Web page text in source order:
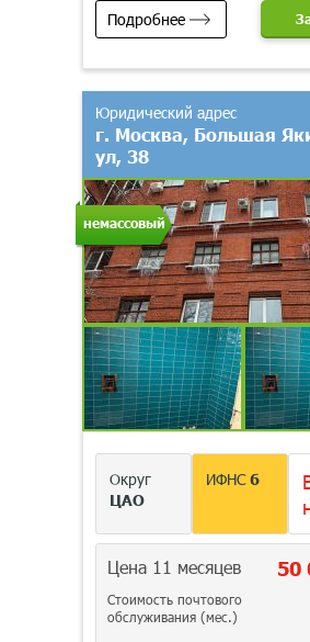
Подробнее
немассовый
Юридический адрес
г. Москва, Большая
ул, 38
Округ
ЦАО
ИФНС6
Цена 11 месяцев 50
Стоимость почтового
обслуживания (мес.)